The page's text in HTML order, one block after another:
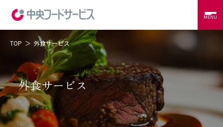
当社の強み
コントラクトフードサービス
外食サービス
事例紹介
会社概要
CSR
MENU
TOP 外食サービス
外食サービス